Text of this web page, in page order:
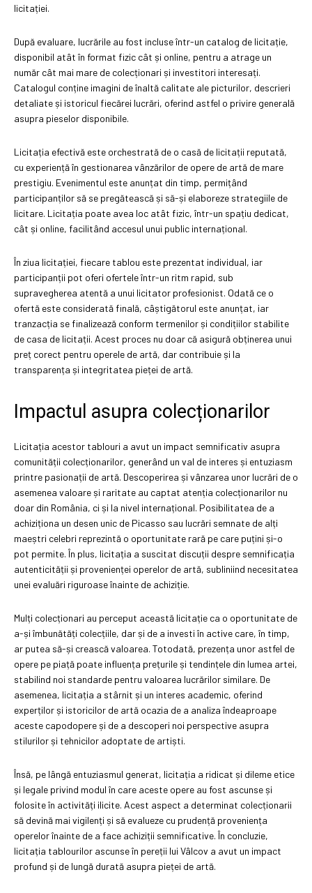
licitației.
După evaluare, lucrările au fost incluse într-un catalog de licitație,
disponibil atât în format fizic cât și online, pentru a atrage un
număr cât mai mare de colecționari și investitori interesați.
Catalogul conține imagini de înaltă calitate ale picturilor, descrieri
detaliate și istoricul fiecărei lucrări, oferind astfel o privire generală
asupra pieselor disponibile.
Licitația efectivă este orchestrată de o casă de licitații reputată,
cu experiență în gestionarea vânzărilor de opere de artă de mare
prestigiu. Evenimentul este anunțat din timp, permițând
participanților să se pregătească și să-și elaboreze strategiile de
licitare. Licitația poate avea loc atât fizic, într-un spațiu dedicat,
cât și online, facilitând accesul unui public internațional.
În ziua licitației, fiecare tablou este prezentat individual, iar
participanții pot oferi ofertele într-un ritm rapid, sub
supravegherea atentă a unui licitator profesionist. Odată ce o
ofertă este considerată finală, câștigătorul este anunțat, iar
tranzacția se finalizează conform termenilor și condițiilor stabilite
de casa de licitații. Acest proces nu doar că asigură obținerea unui
preț corect pentru operele de artă, dar contribuie și la
transparența și integritatea pieței de artă.
Impactul asupra colecționarilor
Licitația acestor tablouri a avut un impact semnificativ asupra
comunității colecționarilor, generând un val de interes și entuziasm
printre pasionații de artă. Descoperirea și vânzarea unor lucrări de o
asemenea valoare și raritate au captat atenția colecționarilor nu
doar din România, ci și la nivel internațional. Posibilitatea de a
achiziționa un desen unic de Picasso sau lucrări semnate de alți
maeștri celebri reprezintă o oportunitate rară pe care puțini și-o
pot permite. În plus, licitația a suscitat discuții despre semnificația
autenticității și provenienței operelor de artă, subliniind necesitatea
unei evaluări riguroase înainte de achiziție.
Mulți colecționari au perceput această licitație ca o oportunitate de
a-și îmbunătăți colecțiile, dar și de a investi în active care, în timp,
ar putea să-și crească valoarea. Totodată, prezența unor astfel de
opere pe piață poate influența prețurile și tendințele din lumea artei,
stabilind noi standarde pentru valoarea lucrărilor similare. De
asemenea, licitația a stârnit și un interes academic, oferind
experților și istoricilor de artă ocazia de a analiza îndeaproape
aceste capodopere și de a descoperi noi perspective asupra
stilurilor și tehnicilor adoptate de artiști.
Însă, pe lângă entuziasmul generat, licitația a ridicat și dileme etice
și legale privind modul în care aceste opere au fost ascunse și
folosite în activități ilicite. Acest aspect a determinat colecționarii
să devină mai vigilenți și să evalueze cu prudență proveniența
operelor înainte de a face achiziții semnificative. În concluzie,
licitația tablourilor ascunse în pereții lui Vâlcov a avut un impact
profund și de lungă durată asupra pieței de artă.